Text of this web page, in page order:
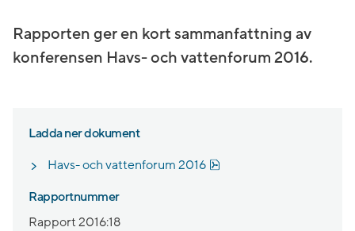
Rapporten ger en kort sammanfattning av
konferensen Havs- och vattenforum 2016.
Ladda ner dokument
Havs- och vattenforum 2016
Rapportnummer
Rapport 2016:18